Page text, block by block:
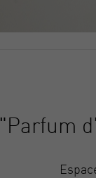
"Parfum